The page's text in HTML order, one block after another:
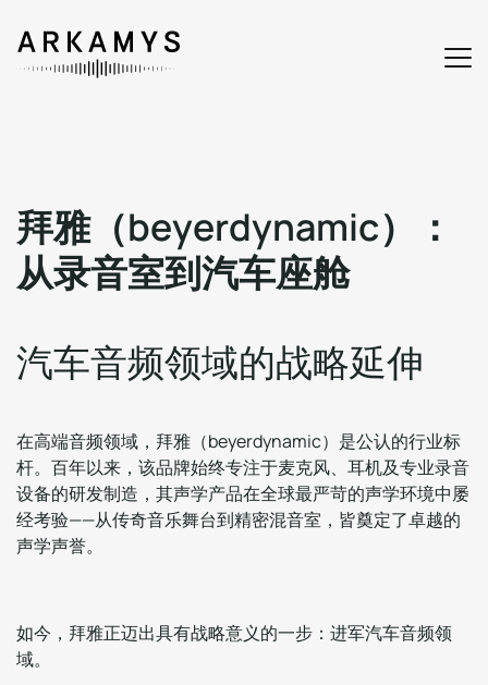
拜雅（beyerdynamic）
：
从录音室到汽车座舱
汽车音频领域的战略延伸
在高端音频领域，拜雅（beyerdynamic）是公认的行业标
杆。百年以来，该品牌始终专注于麦克风、耳机及专业录音
设备的研发制造，其声学产品在全球最严苛的声学环境中屡
经考验——从传奇音乐舞台到精密混音室，皆奠定了卓越的
声学声誉。
如今，拜雅正迈出具有战略意义的一步：进军汽车音频领
域。